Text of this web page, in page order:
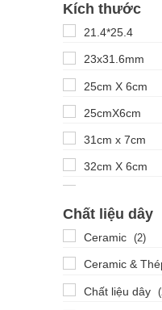
Kích thước
21.4*25.4
23x31.6mm
25cm X 6cm
25cmX6cm
31cm x 7cm
32cm X 6cm
40cm X 6cm
40mm X 6mm
Chất liệu dây
Ceramic (2)
Ceramic &
Chất liệu dây